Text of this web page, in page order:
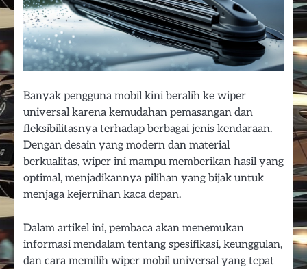
Banyak pengguna mobil kini beralih ke wiper
universal karena kemudahan pemasangan dan
fleksibilitasnya terhadap berbagai jenis kendaraan.
Dengan desain yang modern dan material
berkualitas, wiper ini mampu memberikan hasil yang
optimal, menjadikannya pilihan yang bijak untuk
menjaga kejernihan kaca depan.
Dalam artikel ini, pembaca akan menemukan
informasi mendalam tentang spesifikasi, keunggulan,
dan cara memilih wiper mobil universal yang tepat